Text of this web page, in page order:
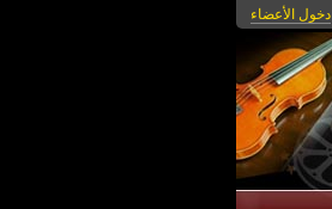
دخول الأعضاء